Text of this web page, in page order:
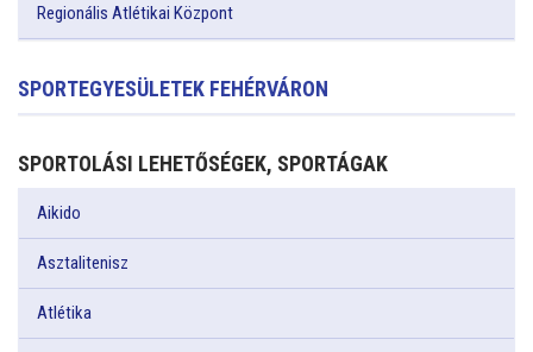
Regionális Atlétikai Központ
SPORTEGYESÜLETEK FEHÉRVÁRON
SPORTOLÁSI LEHETŐSÉGEK, SPORTÁGAK
Aikido
Asztalitenisz
Atlétika